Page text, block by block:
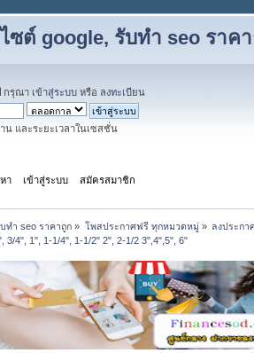
ซต์ google, รับทำ seo ราค
กรุณา เข้าสู่ระบบ หรือ ลงทะเบียน
น และระยะเวลาในเซสชั่น
า เข้าสู่ระบบ สมัครสมาชิก
ทำ seo ราคาถูก » โพสประกาศฟรี ทุกหมวดหมู่» ลงประกา
3/4", 1", 1-1/4", 1-1/2" 2", 2-1/2 3",4",5", 6"